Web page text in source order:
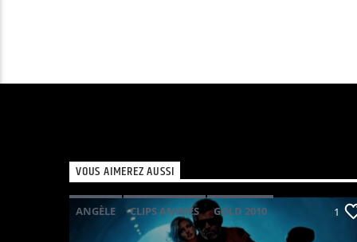
VOUS AIMEREZ AUSSI
ANGÈLE CLIPS ANIMÉS
GOLD 2010
1